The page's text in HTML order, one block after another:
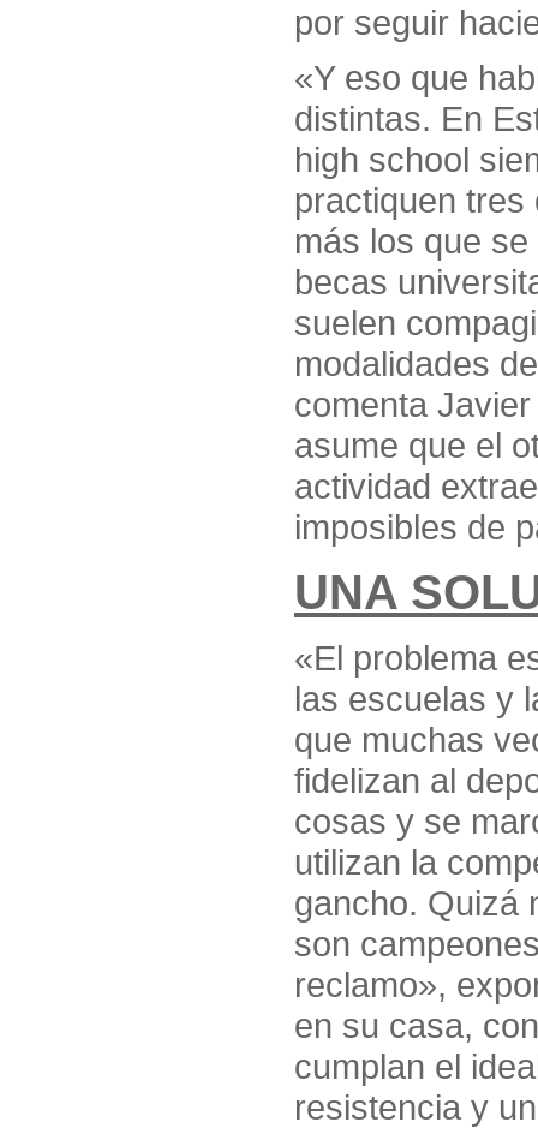
por seguir
«Y eso que
distintas. En
high school
practiquen
más los que
becas
suelen
modalidades
comenta
asume que el
actividad
imposibles de
UNA
«El problema
las escuelas y
que muchas
fidelizan al
cosas y se
utilizan la
gancho. Quizá
son
reclamo»,
en su casa,
cumplan el
resistencia y